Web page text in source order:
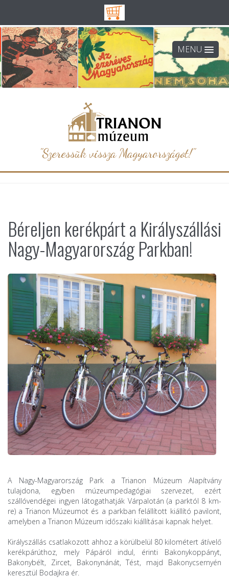
MENU
"Szeressük vissza Magyarországot!"
Béreljen kerékpárt a Királyszállási
Nagy-Magyarország Parkban!
A Nagy-Magyarország Park a Trianon Múzeum Alapítvány
tulajdona, egyben múzeumpedagógiai szervezet, ezért
szállóvendégei ingyen látogathatják Várpalotán (a parktól 8 km-
re) a Trianon Múzeumot és a parkban felállított kiállító pavilont,
amelyben a Trianon Múzeum időszaki kiállításai kapnak helyet.
Királyszállás csatlakozott ahhoz a körülbelül 80 kilométert átívelő
kerékpárúthoz, mely Pápáról indul, érinti Bakonykoppányt,
Bakonybélt, Zircet, Bakonynánát, Tést, majd Bakonycsernyén
keresztül Bodajkra ér.